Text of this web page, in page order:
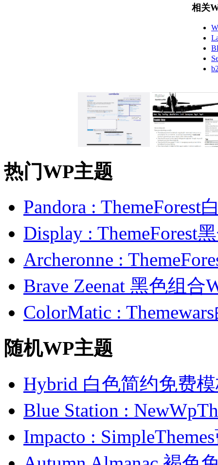
相关
热门WP主题
Pandora : ThemeForest
Display : ThemeForest
Archeronne :
Brave Zeenat 黑色组合
ColorMatic :
随机WP主题
Hybrid 白色简约免费
Blue Station :
Impacto :